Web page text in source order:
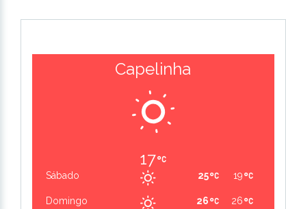
Capelinha
17
Sábado 19
25
Domingo 26
26